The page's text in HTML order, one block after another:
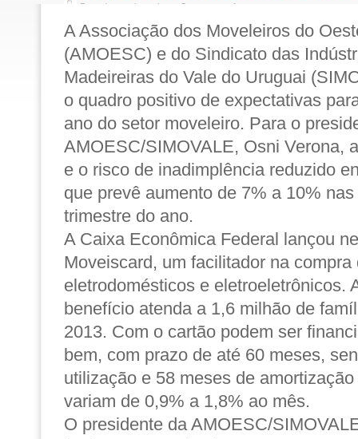
Postado por simovale em Sem categoria
A Associação dos Moveleiros do
(AMOESC) e do Sindicato das
Madeireiras do Vale do Uruguai
o quadro positivo de expectativas
ano do setor moveleiro. Para o
AMOESC/SIMOVALE, Osni Verona,
e o risco de inadimplência reduzido
que prevê aumento de 7% a 10%
trimestre do ano.
A Caixa Econômica Federal lançou
Moveiscard, um facilitador na compra
eletrodomésticos e eletroeletrônicos.
benefício atenda a 1,6 milhão de
2013. Com o cartão podem ser
bem, com prazo de até 60 meses,
utilização e 58 meses de
variam de 0,9% a 1,8% ao mês.
O presidente da AMOESC/